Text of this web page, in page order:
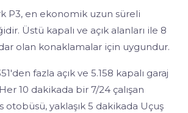
P3, en ekonomik uzun süreli
Üstü kapalı ve açık alanları ile 8
olan konaklamalar için uygundur.
fazla açık ve 5.158 kapalı garaj
10 dakikada bir 7/24 çalışan
otobüsü, yaklaşık 5 dakikada Uçuş